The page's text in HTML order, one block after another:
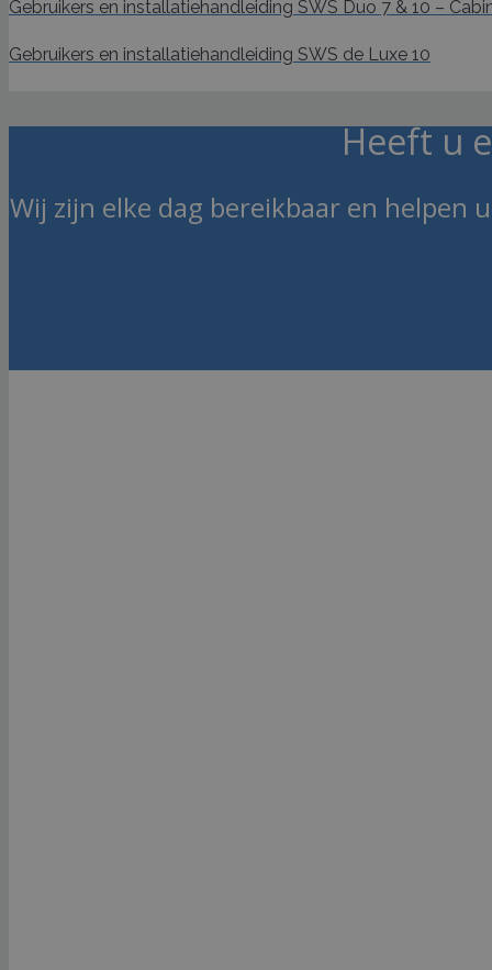
Gebruikers en installatiehandleiding SWS Duo 7 & 10 –
Gebruikers en installatiehandleiding SWS de Luxe 10
Heeft u
Wij zijn elke dag bereikbaar en